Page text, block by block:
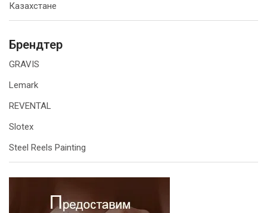
Казахстане
Брендтер
GRAVIS
Lemark
REVENTAL
Slotex
Steel Reels Painting